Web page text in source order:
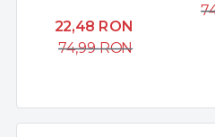
22,48 RON
74,99RON